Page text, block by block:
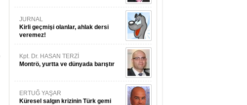
JURNAL
Kirli geçmişi olanlar, ahlak dersi
veremez!
Kpt. Dr. HASAN TERZİ
Montrö, yurtta ve dünyada barıştır
ERTUĞ YAŞAR
Küresel salgın krizinin Türk gemi